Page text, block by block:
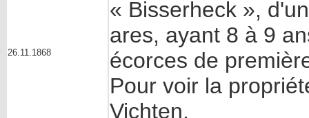
26.11.1868
« Bisserheck »,
ares, ayant 8 à 9
écorces de
Pour voir la
Vichten.